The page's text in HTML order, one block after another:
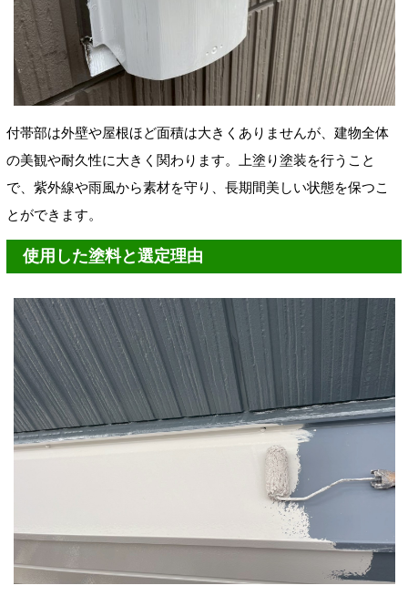
付帯部は外壁や屋根ほど面積は大きくありませんが、建物全体
の美観や耐久性に大きく関わります。上塗り塗装を行うこと
で、紫外線や雨風から素材を守り、長期間美しい状態を保つこ
とができます。
使用した塗料と選定理由